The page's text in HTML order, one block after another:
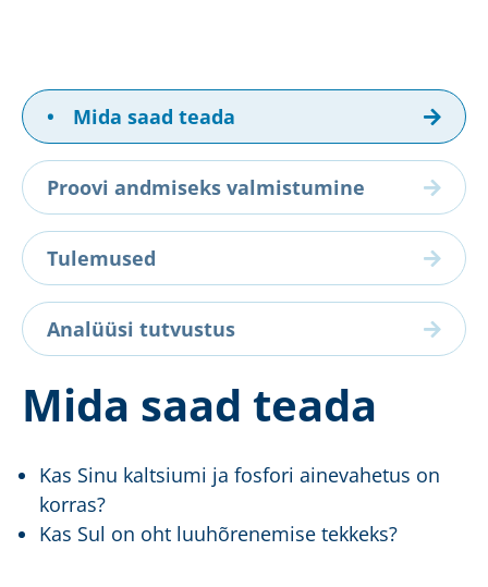
• Mida saad teada
Proovi andmiseks valmistumine
Tulemused
Analüüsi tutvustus
Mida saad teada
Kas Sinu kaltsiumi ja fosfori ainevahetus on
korras?
Kas Sul on oht luuhõrenemise tekkeks?